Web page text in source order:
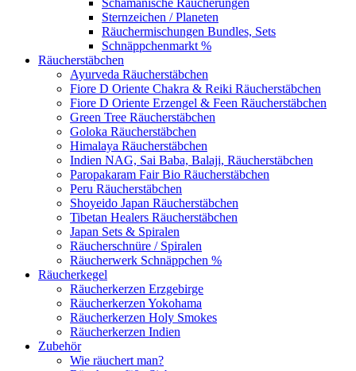
Schamanische Räucherungen
Sternzeichen / Planeten
Räuchermischungen Bundles, Sets
Schnäppchenmarkt %
Räucherstäbchen
Ayurveda Räucherstäbchen
Fiore D Oriente Chakra & Reiki Räucherstäbchen
Fiore D Oriente Erzengel & Feen Räucherstäbchen
Green Tree Räucherstäbchen
Goloka Räucherstäbchen
Himalaya Räucherstäbchen
Indien NAG, Sai Baba, Balaji, Räucherstäbchen
Paropakaram Fair Bio Räucherstäbchen
Peru Räucherstäbchen
Shoyeido Japan Räucherstäbchen
Tibetan Healers Räucherstäbchen
Japan Sets & Spiralen
Räucherschnüre / Spiralen
Räucherwerk Schnäppchen %
Räucherkegel
Räucherkerzen Erzgebirge
Räucherkerzen Yokohama
Räucherkerzen Holy Smokes
Räucherkerzen Indien
Zubehör
Wie räuchert man?